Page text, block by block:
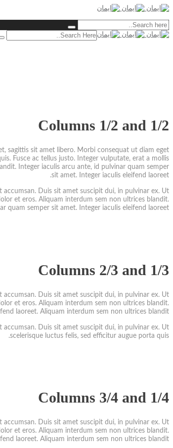
Columns 1/2 and 1/2
sagittis sit amet libero. Morbi consequat ut diam eget
Fusce ac tellus justo. Integer vulputate, erat a mollis
Integer iaculis arcu ante, id pulvinar quam semper
sit amet. Integer iaculis eleifend laoreet.
Duis sit amet suscipit dui, in pulvinar ex. Ut
et eros. Aliquam interdum sem non ultrices blandit.
quam semper sit amet. Integer iaculis eleifend laoreet.
Columns 2/3 and 1/3
Duis sit amet suscipit dui, in pulvinar ex. Ut
et eros. Aliquam interdum sem non ultrices blandit.
laoreet. Aliquam interdum sem non ultrices blandit.
Duis sit amet suscipit dui, in pulvinar ex. Ut
scelerisque luctus felis, sed efficitur augue porta quis.
Columns 3/4 and 1/4
Duis sit amet suscipit dui, in pulvinar ex. Ut
et eros. Aliquam interdum sem non ultrices blandit.
laoreet. Aliquam interdum sem non ultrices blandit.